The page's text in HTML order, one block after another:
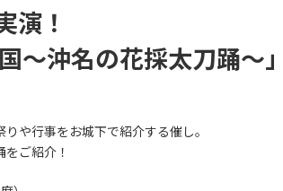
演！
～沖名の花採太刀踊～」
や行事をお城下で紹介する催し。
ご紹介！